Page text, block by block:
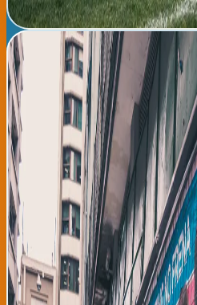
Leer noticia completa →
América Latina en encrucijada:
enfrentan transformaciones
América Latina experimenta hoy
política simultánea, con Bolivia
presidenciales donde la candidata
lidera con 52% intención de voto,
congreso reformas democráticas
resolviendo su postura frente a
internacionales. Estos tres países
político del continente
tendencia de electorados hacia
nacionalistas que rechazan
Los analistas políticos consideran
redefinir las relaciones
la próxima década, con